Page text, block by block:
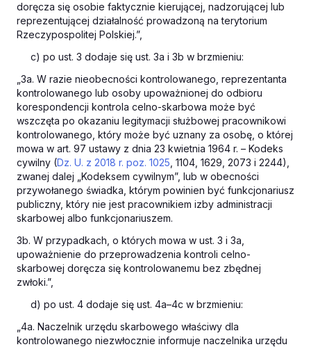
doręcza się osobie faktycznie kierującej, nadzorującej lub
reprezentującej działalność prowadzoną na terytorium
Rzeczypospolitej Polskiej.”,
c) po ust. 3 dodaje się ust. 3a i 3b w brzmieniu:
„3a. W razie nieobecności kontrolowanego, reprezentanta
kontrolowanego lub osoby upoważnionej do odbioru
korespondencji kontrola celno-skarbowa może być
wszczęta po okazaniu legitymacji służbowej pracownikowi
kontrolowanego, który może być uznany za osobę, o której
mowa w art. 97 ustawy z dnia 23 kwietnia 1964 r. – Kodeks
cywilny (Dz. U. z 2018 r. poz. 1025 , 1104, 1629, 2073 i 2244),
zwanej dalej „Kodeksem cywilnym”, lub w obecności
przywołanego świadka, którym powinien być funkcjonariusz
publiczny, który nie jest pracownikiem izby administracji
skarbowej albo funkcjonariuszem.
3b. W przypadkach, o których mowa w ust. 3 i 3a,
upoważnienie do przeprowadzenia kontroli celno-
skarbowej doręcza się kontrolowanemu bez zbędnej
zwłoki.”,
d) po ust. 4 dodaje się ust. 4a–4c w brzmieniu:
„4a. Naczelnik urzędu skarbowego właściwy dla
kontrolowanego niezwłocznie informuje naczelnika urzędu